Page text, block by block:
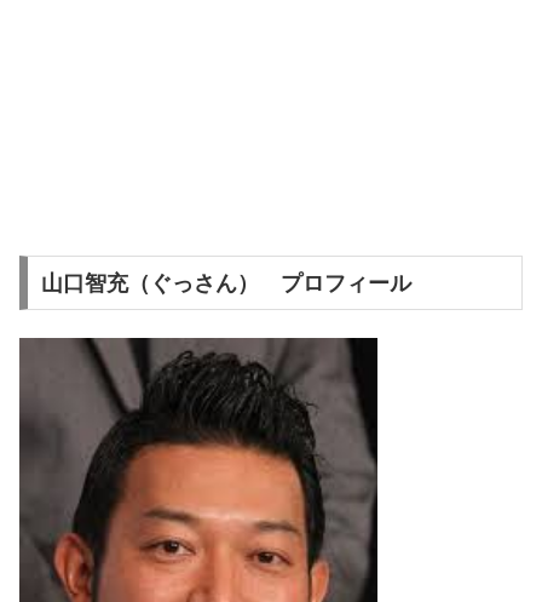
山口智充（ぐっさん） プロフィール